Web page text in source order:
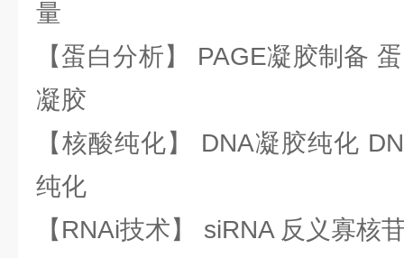
量
【蛋白分析】 PAGE凝胶制备
凝胶
【核酸纯化】 DNA凝胶纯化
纯化
【RNAi技术】 siRNA 反义寡核